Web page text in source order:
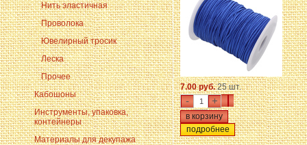
Нить эластичная
Проволока
Ювелирный тросик
Леска
Прочее
Кабошоны
Инструменты, упаковка,
контейнеры
Материалы для декупажа
7.00 руб.25 шт.
- +
подробнее